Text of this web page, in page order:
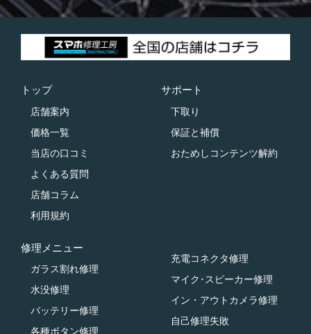
トップ
店舗案内
価格一覧
当店の口コミ
よくある質問
店舗コラム
利用規約
サポート
下取り
保証と補償
おためしコンテンツ解約
修理メニュー
ガラス割れ修理
水没修理
バッテリー修理
各種ボタン修理
充電コネクタ修理
マイク･スピーカー修理
イン・アウトカメラ修理
自己修理失敗